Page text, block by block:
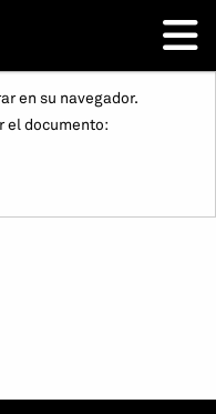
en su navegador.
el documento: